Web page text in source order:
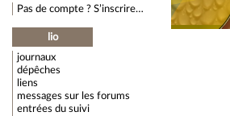
Pas de compte ? S’inscrire…
lio
journaux
dépêches
liens
messages sur les forums
entrées du suivi